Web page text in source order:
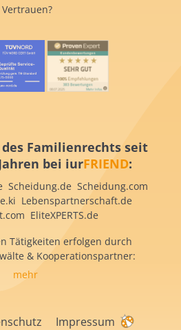
Vertrauen?
Familienrechts seit
bei iurFRIEND:
Scheidung.de Scheidung.com
Lebenspartnerschaft.de
EliteXPERTS.de
Tätigkeiten erfolgen durch
& Kooperationspartner:
mehr
Impressum